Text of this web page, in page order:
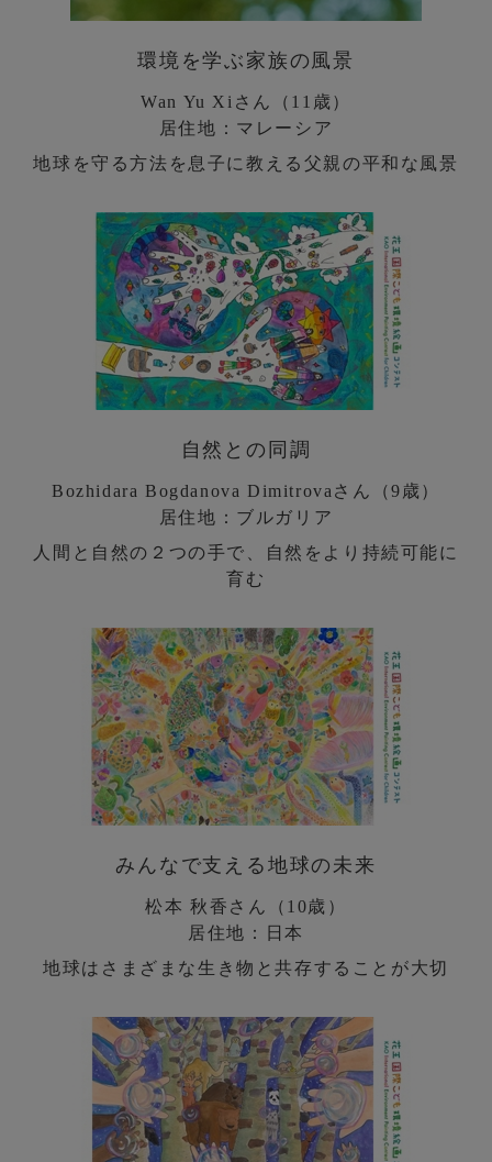
環境を学ぶ家族の風景
Wan Yu Xiさん（11歳）
居住地：マレーシア
地球を守る方法を息子に教える父親の平和な風景
自然との同調
Bozhidara Bogdanova Dimitrovaさん（9歳）
居住地：ブルガリア
人間と自然の２つの手で、自然をより持続可能に
育む
みんなで支える地球の未来
松本 秋香さん（10歳）
居住地：日本
地球はさまざまな生き物と共存することが大切